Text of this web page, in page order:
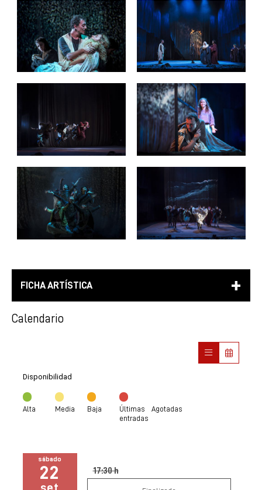
FICHA ARTÍSTICA
Calendario
Disponibilidad
Alta Media Baja
Últimas
entradas
Agotadas
sábado
22
set
17:30 h